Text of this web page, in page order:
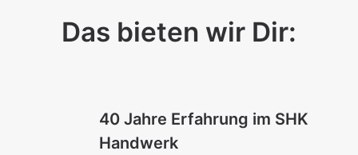
Das bieten wir Dir:
40 Jahre Erfahrung im SHK
Handwerk